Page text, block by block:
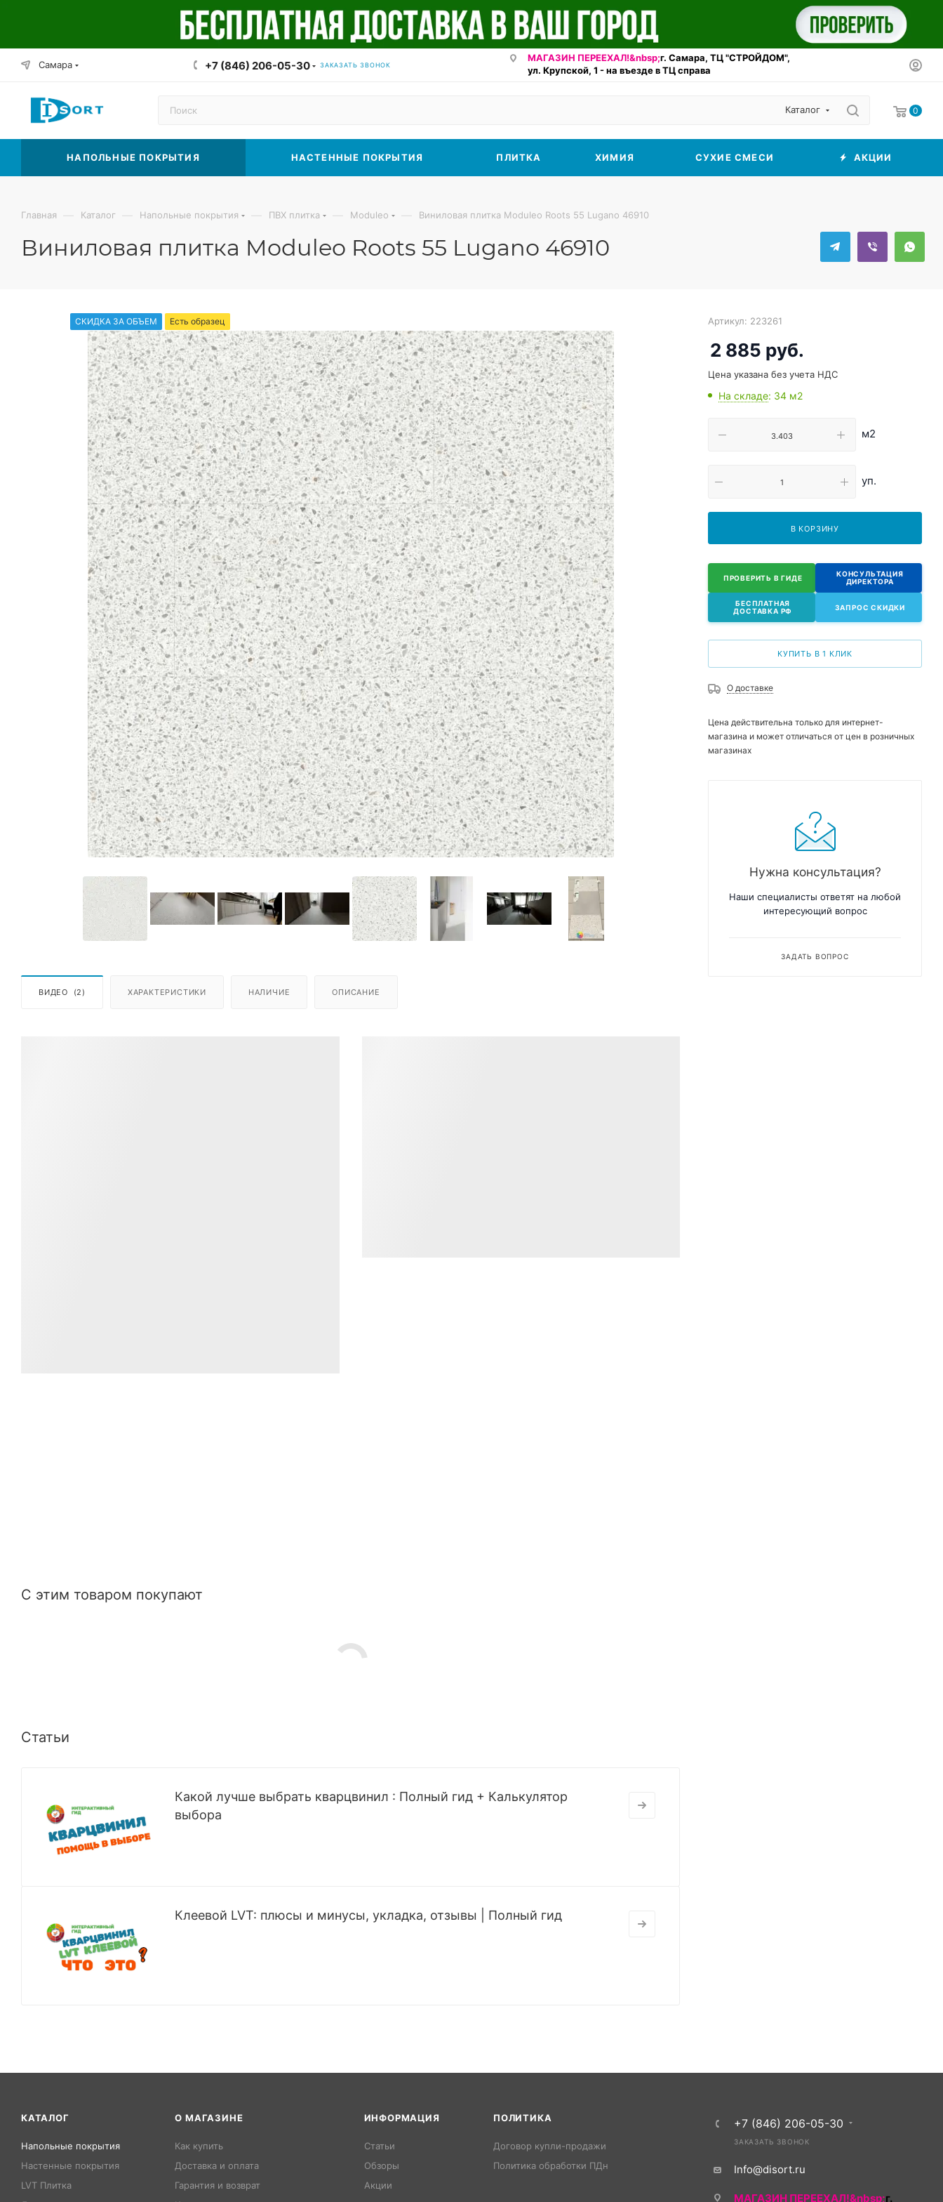
Самара +7 (846) 206-05-30 ЗАКАЗАТЬ ЗВОНОК
МАГАЗИН ПЕРЕЕХАЛ!&nbsp;г. Самара, ТЦ "СТРОЙДОМ",
ул. Крупской, 1 - на въезде в ТЦ справа
Каталог 0
НАПОЛЬНЫЕ ПОКРЫТИЯ НАСТЕННЫЕ ПОКРЫТИЯ ПЛИТКА ХИМИЯ СУХИЕ СМЕСИ АКЦИИ
Главная — Каталог — Напольные покрытия — ПВХ плитка — Moduleo — Виниловая плитка Moduleo Roots 55 Lugano 46910
Виниловая плитка Moduleo Roots 55 Lugano 46910
СКИДКА ЗА ОБЪЕМ Есть образец
ВИДЕО (2) ХАРАКТЕРИСТИКИ НАЛИЧИЕ ОПИСАНИЕ
С этим товаром покупают
Статьи
Какой лучше выбрать кварцвинил : Полный гид + Калькулятор
выбора
Клеевой LVT: плюсы и минусы, укладка, отзывы | Полный гид
Артикул: 223261
2 885 руб.
Цена указана без учета НДС
На складе: 34 м2
м2
уп.
В КОРЗИНУ
ПРОВЕРИТЬ В ГИДЕ
КОНСУЛЬТАЦИЯ
ДИРЕКТОРА
БЕСПЛАТНАЯ
ДОСТАВКА РФ
ЗАПРОС СКИДКИ
КУПИТЬ В 1 КЛИК
О доставке
Цена действительна только для интернет-
магазина и может отличаться от цен в розничных
магазинах
Нужна консультация?
Наши специалисты ответят на любой
интересующий вопрос
ЗАДАТЬ ВОПРОС
КАТАЛОГ
Напольные покрытия
Настенные покрытия
LVT Плитка
О МАГАЗИНЕ
Как купить
Доставка и оплата
Гарантия и возврат
ИНФОРМАЦИЯ
Статьи
Обзоры
Акции
ПОЛИТИКА
Договор купли-продажи
Политика обработки ПДн
+7 (846) 206-05-30
ЗАКАЗАТЬ ЗВОНОК
Info@disort.ru
МАГАЗИН ПЕРЕЕХАЛ!&nbsp;г.